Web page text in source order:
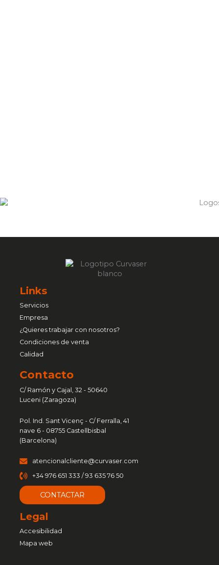
Links
Servicios
Empresa
¿Quieres trabajar con nosotros?
Condiciones de venta
Calidad
Contacto
C/ Ramón y Cajal, 32 - 50640
Luceni (Zaragoza)
Pol. Ind. Sant Vicenç - C/ Ferralla, 41
nave 6 - 08755 Castellbisbal
(Barcelona)
atencionalcliente@curvaser.com
+34 976 651 333 / 93 635 76 50
CONTACTAR
Legal
Accesibilidad
Mapa web